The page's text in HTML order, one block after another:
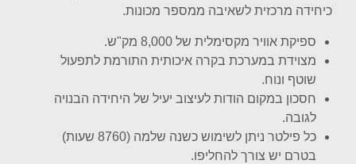
כיחידה מרכזית לשאיבה ממספר מכונות.
ספיקת אוויר מקסימלית של 8,000 מק"ש.
מצוידת במערכת בקרה איכותית התורמת לתפעול
שוטף ונוח.
חסכון במקום הודות לעיצוב יעיל של היחידה הבנויה
לגובה.
כל פילטר ניתן לשימוש כשנה שלמה (8760 שעות)
בטרם יש צורך להחליפו.